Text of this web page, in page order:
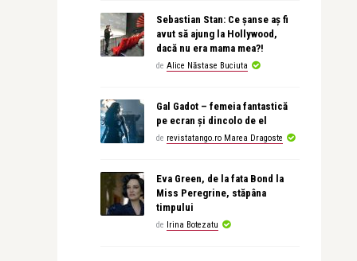
Sebastian Stan: Ce șanse aș fi
avut să ajung la Hollywood,
dacă nu era mama mea?!
de Alice Năstase Buciuta
Gal Gadot – femeia fantastică
pe ecran și dincolo de el
de revistatango.ro Marea Dragoste
Eva Green, de la fata Bond la
Miss Peregrine, stăpâna
timpului
de Irina Botezatu